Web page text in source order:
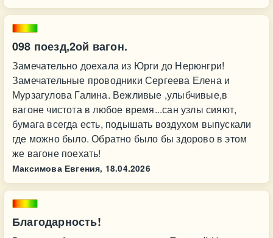
098 поезд,2ой вагон.
Замечательно доехала из Юрги до Нерюнгри!
Замечательные проводники Сергеева Елена и
Мурзагулова Галина. Вежливые ,улыбчивые,в
вагоне чистота в любое время...сан узлы сияют,
бумага всегда есть, подышать воздухом выпускали
где можно было. Обратно было бы здорово в этом
же вагоне поехать!
Максимова Евгения, 18.04.2026
Благодарность!